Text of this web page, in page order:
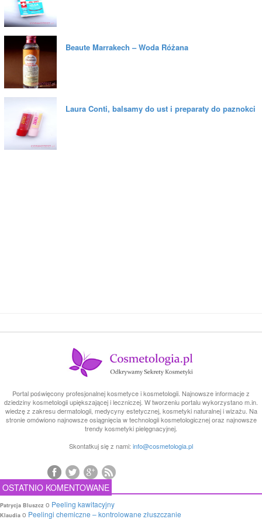
Beaute Marrakech – Woda Różana
Laura Conti, balsamy do ust i preparaty do paznokci
Portal poświęcony profesjonalnej kosmetyce i kosmetologii. Najnowsze informacje z
dziedziny kosmetologii upiększającej i leczniczej. W tworzeniu portalu wykorzystano m.in.
wiedzę z zakresu dermatologii, medycyny estetycznej, kosmetyki naturalnej i wizażu. Na
stronie omówiono najnowsze osiągnięcia w technologii kosmetologicznej oraz najnowsze
trendy kosmetyki pielęgnacyjnej.
Skontatkuj się z nami: info@cosmetologia.pl
OSTATNIO KOMENTOWANE
Patrycja Bluszcz o Peeling kawitacyjny
Klaudia o Peelingi chemiczne – kontrolowane złuszczanie